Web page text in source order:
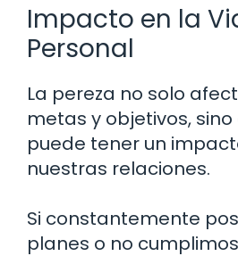
Impacto en la
Personal
La pereza no solo
metas y objetivos,
puede tener un
nuestras relaciones.
Si constantemente
planes o no